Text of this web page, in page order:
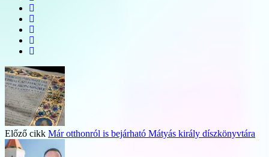
Előző cikk Már otthonról is bejárható Mátyás király díszkönyvtára